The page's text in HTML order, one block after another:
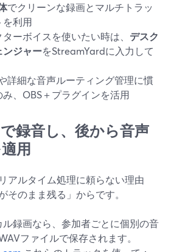
でクリーンな録画とマルチトラッ
を利用
ーボイスを使いたい時は、 デスク
ンジャーをStreamYardに入力して
詳細な音声ルーティング管理に慣
、OBS＋プラグインを活用
録音し、後から音声
用
アルタイム処理に頼らない理由
そのまま残る」からです。
録画なら、参加者ごとに個別の音
ファイルで保存されます。